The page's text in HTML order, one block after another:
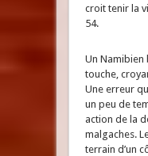
croit tenir la
54.
Un Namibien
touche,
Une erreur
un peu de
action de la
malgaches.
terrain d’un